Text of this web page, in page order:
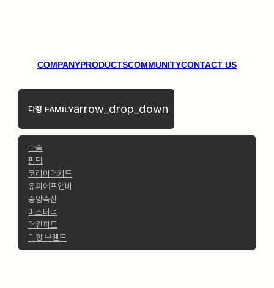
COMPANYPRODUCTSCOMMUNITYCONTACT US
다향 FAMILYarrow_drop_down
다솔
팜덕
코리아더커드
유피에프앤비
중앙축산
미스터덕
더킨피드
다향 브랜드